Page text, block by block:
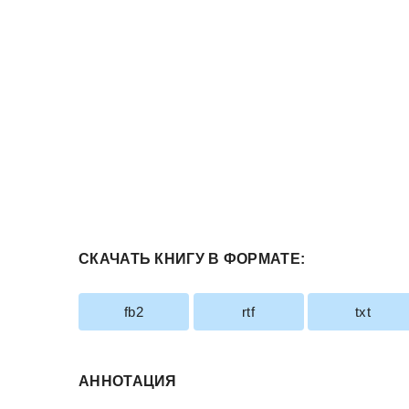
СКАЧАТЬ КНИГУ В ФОРМАТЕ:
fb2 rtf txt
АННОТАЦИЯ